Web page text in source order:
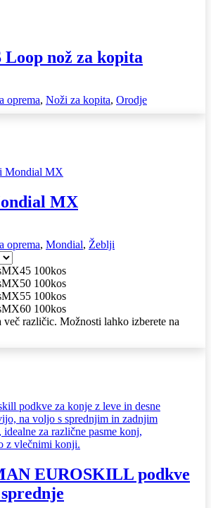
Loop nož za kopita
oprema, Noži za kopita, Orodje
MX
oprema, Mondial, Žeblji
MX45 100kos
MX50 100kos
MX55 100kos
MX60 100kos
več različic. Možnosti lahko izberete na
EUROSKILL podkve